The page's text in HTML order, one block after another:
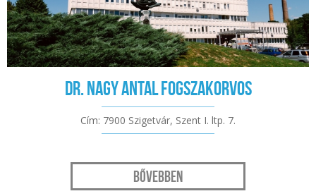
Dr. Nagy Antal fogszakorvos
Cím: 7900 Szigetvár, Szent I. ltp. 7.
Bővebben